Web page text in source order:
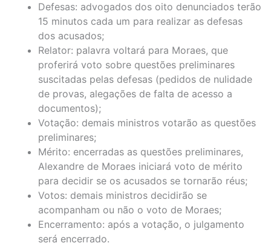
Defesas: advogados dos oito denunciados terão
15 minutos cada um para realizar as defesas
dos acusados;
Relator: palavra voltará para Moraes, que
proferirá voto sobre questões preliminares
suscitadas pelas defesas (pedidos de nulidade
de provas, alegações de falta de acesso a
documentos);
Votação: demais ministros votarão as questões
preliminares;
Mérito: encerradas as questões preliminares,
Alexandre de Moraes iniciará voto de mérito
para decidir se os acusados se tornarão réus;
Votos: demais ministros decidirão se
acompanham ou não o voto de Moraes;
Encerramento: após a votação, o julgamento
será encerrado.